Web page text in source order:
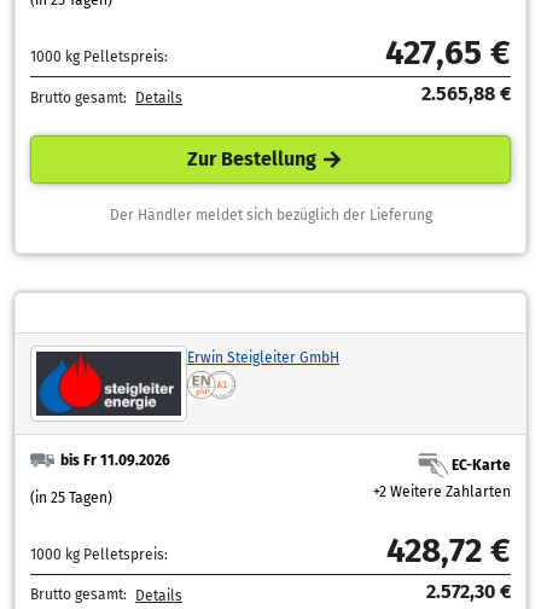
1000 kg Pelletspreis: 427,65 €
Brutto gesamt: Details 2.565,88 €
Zur Bestellung
Der Händler meldet sich bezüglich der Lieferung
Erwin Steigleiter GmbH
bis Fr 11.09.2026
(in 25 Tagen)
EC-Karte
+2 Weitere Zahlarten
1000 kg Pelletspreis: 428,72 €
Brutto gesamt: Details 2.572,30 €